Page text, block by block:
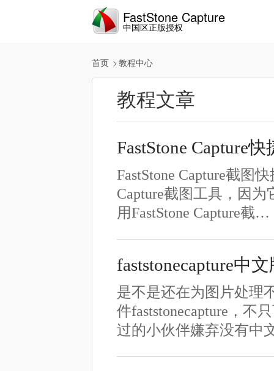
FastStone Capture
中国区正版授权
首页 教程中心
教程文章
FastStone Capture
FastStone Capture截图
Capture截图工具，因
用FastStone Capture截…
faststonecapture中
是不是还在为图片处理
件faststonecapture，不
过的小伙伴嫌弃没有中